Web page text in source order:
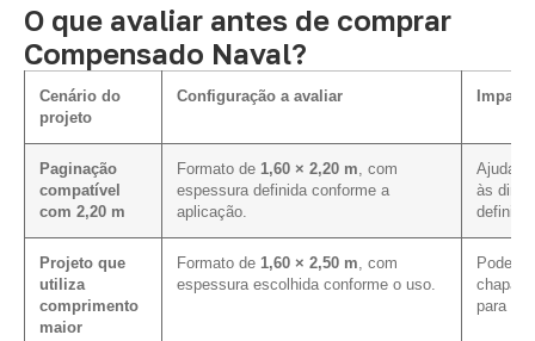
O que avaliar antes de comprar
Compensado Naval?
Cenário do
projeto
Configuração a avaliar
Paginação
compatível
com 2,20 m
Formato de 1,60 × 2,20 m , com
espessura definida conforme a
aplicação.
Ajuda a
às
Projeto que
utiliza
comprimento
maior
Formato de 1,60 × 2,50 m , com
espessura escolhida conforme o uso.
Pode
chapa
para